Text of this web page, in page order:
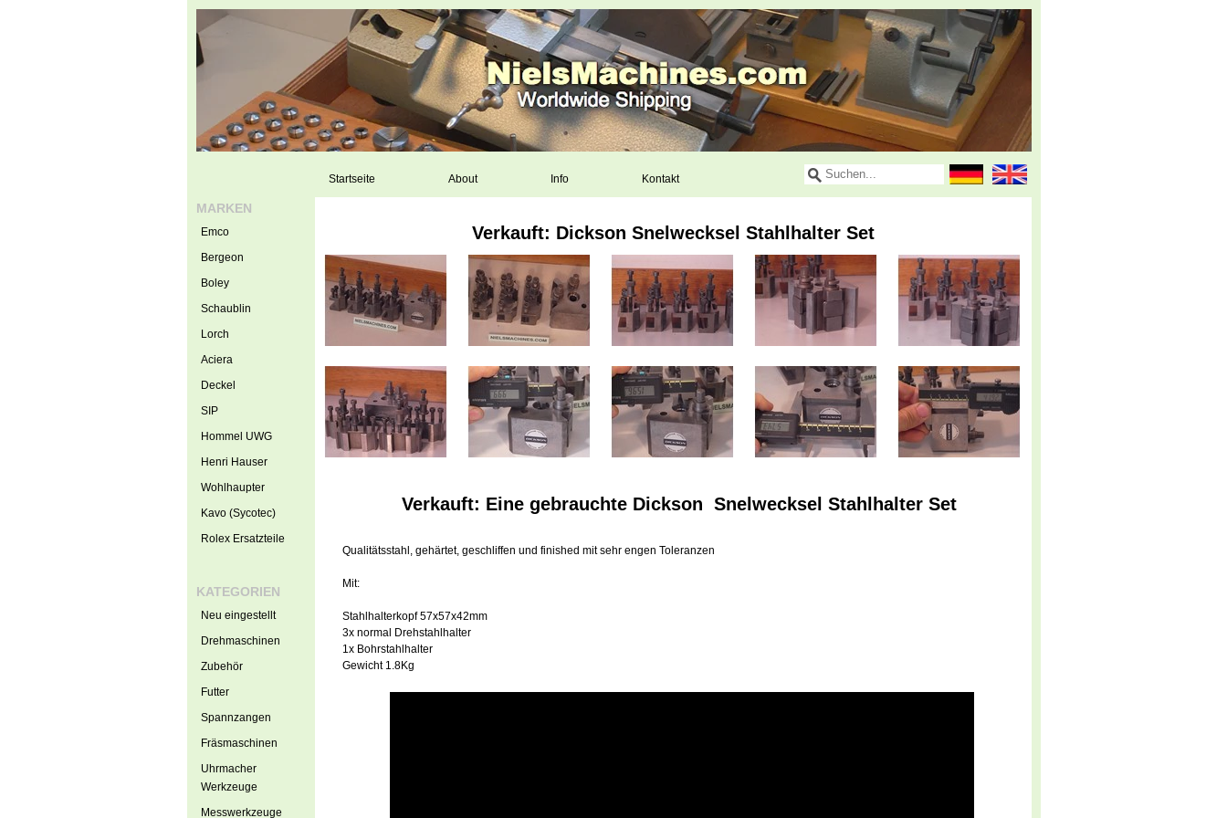
Startseite About Info Kontakt
Verkauft: Dickson Snelwecksel Stahlhalter Set
Verkauft: Eine gebrauchte Dickson Snelwecksel Stahlhalter Set
Qualitätsstahl, gehärtet, geschliffen und finished mit sehr engen Toleranzen
Mit:
Stahlhalterkopf 57x57x42mm
3x normal Drehstahlhalter
1x Bohrstahlhalter
Gewicht 1.8Kg
MARKEN
Emco
Bergeon
Boley
Schaublin
Lorch
Aciera
Deckel
SIP
Hommel UWG
Henri Hauser
Wohlhaupter
Kavo (Sycotec)
Rolex Ersatzteile
KATEGORIEN
Neu eingestellt
Drehmaschinen
Zubehör
Futter
Spannzangen
Fräsmaschinen
Uhrmacher
Werkzeuge
Messwerkzeuge